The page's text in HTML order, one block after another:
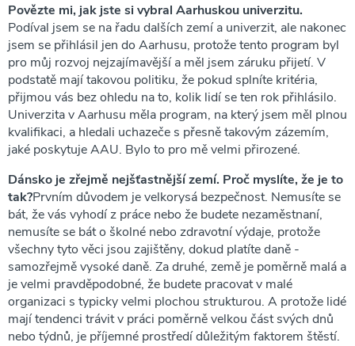
Povězte mi, jak jste si vybral Aarhuskou univerzitu.
Podíval jsem se na řadu dalších zemí a univerzit, ale nakonec
jsem se přihlásil jen do Aarhusu, protože tento program byl
pro můj rozvoj nejzajímavější a měl jsem záruku přijetí. V
podstatě mají takovou politiku, že pokud splníte kritéria,
přijmou vás bez ohledu na to, kolik lidí se ten rok přihlásilo.
Univerzita v Aarhusu měla program, na který jsem měl plnou
kvalifikaci, a hledali uchazeče s přesně takovým zázemím,
jaké poskytuje AAU. Bylo to pro mě velmi přirozené.
Dánsko je zřejmě nejšťastnější zemí. Proč myslíte, že je to
tak?Prvním důvodem je velkorysá bezpečnost. Nemusíte se
bát, že vás vyhodí z práce nebo že budete nezaměstnaní,
nemusíte se bát o školné nebo zdravotní výdaje, protože
všechny tyto věci jsou zajištěny, dokud platíte daně -
samozřejmě vysoké daně. Za druhé, země je poměrně malá a
je velmi pravděpodobné, že budete pracovat v malé
organizaci s typicky velmi plochou strukturou. A protože lidé
mají tendenci trávit v práci poměrně velkou část svých dnů
nebo týdnů, je příjemné prostředí důležitým faktorem štěstí.